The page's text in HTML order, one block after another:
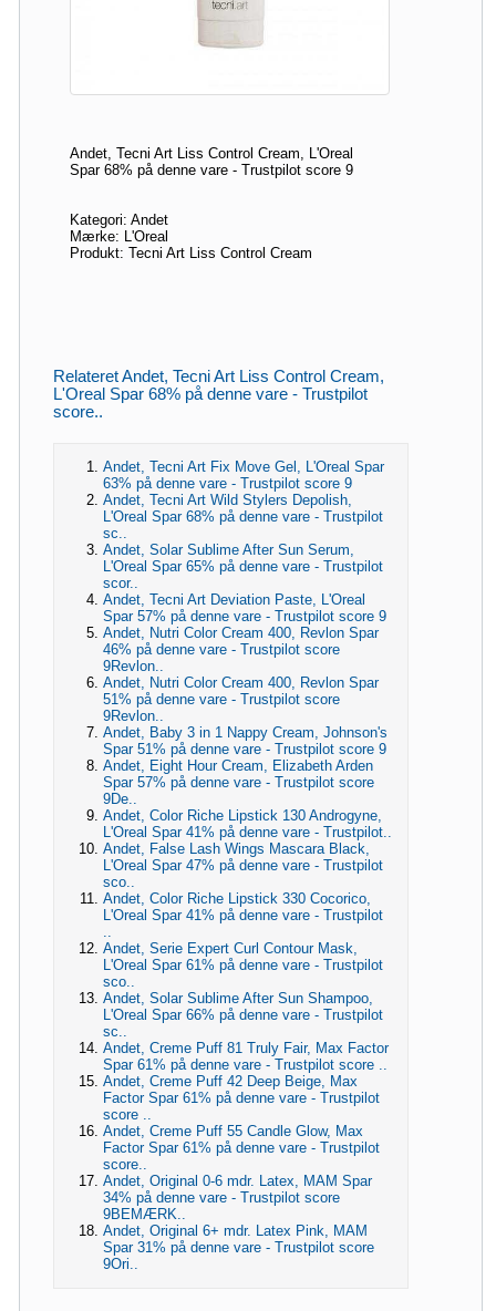
Andet, Tecni Art Liss Control Cream, L'Oreal
Spar 68% på denne vare - Trustpilot score 9
Kategori: Andet
Mærke: L'Oreal
Produkt: Tecni Art Liss Control Cream
Relateret Andet, Tecni Art Liss Control Cream,
L'Oreal Spar 68% på denne vare - Trustpilot
score..
Andet, Tecni Art Fix Move Gel, L'Oreal Spar
63% på denne vare - Trustpilot score 9
Andet, Tecni Art Wild Stylers Depolish,
L'Oreal Spar 68% på denne vare - Trustpilot
sc..
Andet, Solar Sublime After Sun Serum,
L'Oreal Spar 65% på denne vare - Trustpilot
scor..
Andet, Tecni Art Deviation Paste, L'Oreal
Spar 57% på denne vare - Trustpilot score 9
Andet, Nutri Color Cream 400, Revlon Spar
46% på denne vare - Trustpilot score
9Revlon..
Andet, Nutri Color Cream 400, Revlon Spar
51% på denne vare - Trustpilot score
9Revlon..
Andet, Baby 3 in 1 Nappy Cream, Johnson's
Spar 51% på denne vare - Trustpilot score 9
Andet, Eight Hour Cream, Elizabeth Arden
Spar 57% på denne vare - Trustpilot score
9De..
Andet, Color Riche Lipstick 130 Androgyne,
L'Oreal Spar 41% på denne vare - Trustpilot..
Andet, False Lash Wings Mascara Black,
L'Oreal Spar 47% på denne vare - Trustpilot
sco..
Andet, Color Riche Lipstick 330 Cocorico,
L'Oreal Spar 41% på denne vare - Trustpilot
..
Andet, Serie Expert Curl Contour Mask,
L'Oreal Spar 61% på denne vare - Trustpilot
sco..
Andet, Solar Sublime After Sun Shampoo,
L'Oreal Spar 66% på denne vare - Trustpilot
sc..
Andet, Creme Puff 81 Truly Fair, Max Factor
Spar 61% på denne vare - Trustpilot score ..
Andet, Creme Puff 42 Deep Beige, Max
Factor Spar 61% på denne vare - Trustpilot
score ..
Andet, Creme Puff 55 Candle Glow, Max
Factor Spar 61% på denne vare - Trustpilot
score..
Andet, Original 0-6 mdr. Latex, MAM Spar
34% på denne vare - Trustpilot score
9BEMÆRK..
Andet, Original 6+ mdr. Latex Pink, MAM
Spar 31% på denne vare - Trustpilot score
9Ori..